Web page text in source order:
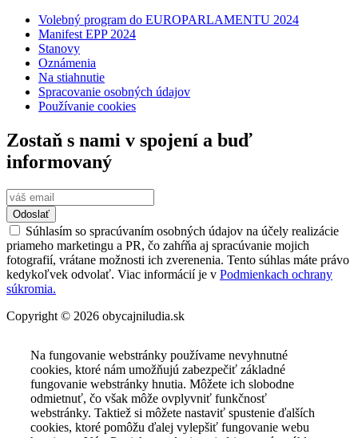
Volebný program do EUROPARLAMENTU 2024
Manifest EPP 2024
Stanovy
Oznámenia
Na stiahnutie
Spracovanie osobných údajov
Používanie cookies
Zostaň s nami v spojení a buď
informovaný
Odoslať
Súhlasím so spracúvaním osobných údajov na účely realizácie
priameho marketingu a PR, čo zahŕňa aj spracúvanie mojich
fotografií, vrátane možnosti ich zverenenia. Tento súhlas máte právo
kedykoľvek odvolať. Viac informácií je v Podmienkach ochrany
súkromia.
Copyright © 2026 obycajniludia.sk
Na fungovanie webstránky používame nevyhnutné
cookies, ktoré nám umožňujú zabezpečiť základné
fungovanie webstránky hnutia. Môžete ich slobodne
odmietnuť, čo však môže ovplyvniť funkčnosť
webstránky. Taktiež si môžete nastaviť spustenie ďalších
cookies, ktoré pomôžu ďalej vylepšiť fungovanie webu